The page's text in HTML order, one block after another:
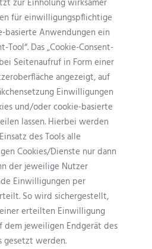
für einwilligungspflichtige
basierte Anwendungen ein
Tool“. Das „Cookie-Consent-
Seitenaufruf in Form einer
angezeigt, auf
Einwilligungen
und/oder cookie-basierte
lassen. Hierbei werden
des Tools alle
Cookies/Dienste nur dann
der jeweilige Nutzer
Einwilligungen per
So wird sichergestellt,
erteilten Einwilligung
dem jeweiligen Endgerät des
gesetzt werden.